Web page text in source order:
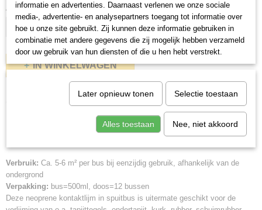
Aantal
IN WINKELWAGEN
Lijmspray heavyduty Spuitlijm
Verbruik: Ca. 5-6 m² per bus bij eenzijdig gebruik, afhankelijk van de
ondergrond
Verpakking: bus=500ml, doos=12 bussen
Deze neoprene kontaktlijm in spuitbus is uitermate geschikt voor de
informatie en advertenties. Daarnaast verlenen we onze sociale
media-, advertentie- en analysepartners toegang tot informatie over
hoe u onze site gebruikt. Zij kunnen deze informatie gebruiken in
combinatie met andere gegevens die zij mogelijk hebben verzameld
door uw gebruik van hun diensten of die u hen hebt verstrekt.
Later opnieuw tonen Selectie toestaan
Alles toestaan Nee, niet akkoord